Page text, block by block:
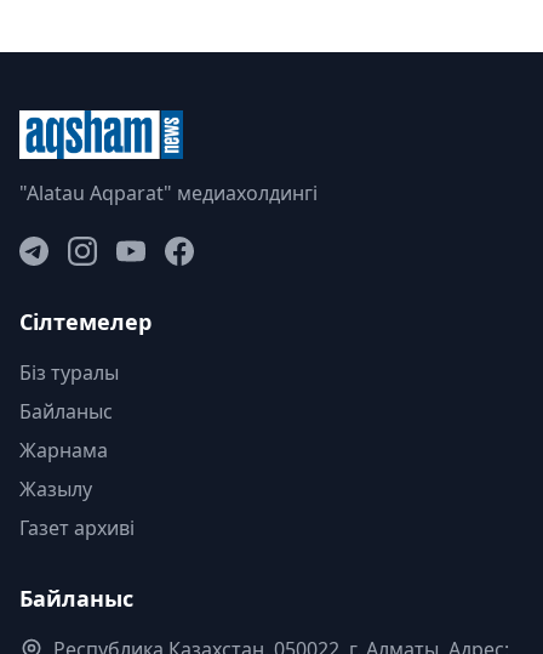
"Alatau Aqparat" медиахолдингі
Сілтемелер
Біз туралы
Байланыс
Жарнама
Жазылу
Газет архиві
Байланыс